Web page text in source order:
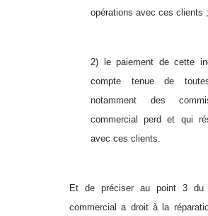
opérations avec ces clients
2) le paiement de cette
compte tenue de
notamment des
commercial perd et qui
avec ces clients.
Et de préciser au point 3 du
commercial a droit à la